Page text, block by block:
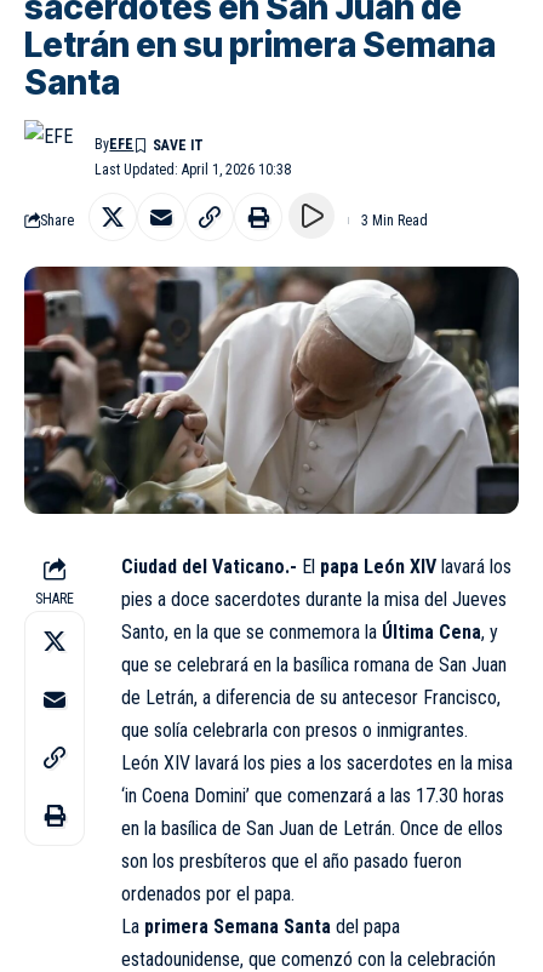
Letrán en su primera Semana
Santa
Last Updated: April 1, 2026 10:38
ByEFE
Share 3 Min Read
SHARE
Ciudad del Vaticano.- El papa León XIV lavará los
pies a doce sacerdotes durante la misa del Jueves
Santo, en la que se conmemora la Última Cena, y
que se celebrará en la basílica romana de San Juan
de Letrán, a diferencia de su antecesor Francisco,
que solía celebrarla con presos o inmigrantes.
León XIV lavará los pies a los sacerdotes en la misa
‘in Coena Domini’ que comenzará a las 17.30 horas
en la basílica de San Juan de Letrán. Once de ellos
son los presbíteros que el año pasado fueron
ordenados por el papa.
La primera Semana Santa del papa
estadounidense, que comenzó con la celebración